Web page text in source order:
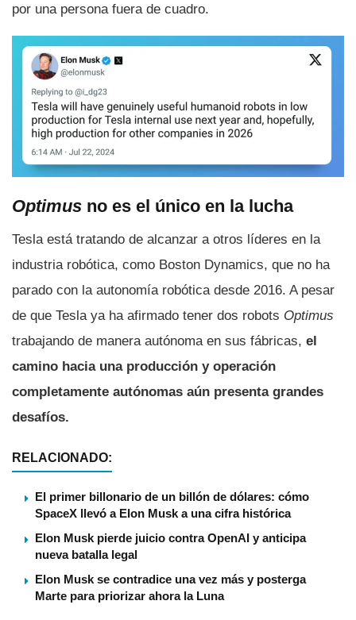
por una persona fuera de cuadro.
Optimus no es el único en la lucha
Tesla está tratando de alcanzar a otros líderes en la
industria robótica, como Boston Dynamics, que no ha
parado con la autonomía robótica desde 2016. A pesar
de que Tesla ya ha afirmado tener dos robots Optimus
trabajando de manera autónoma en sus fábricas, el
camino hacia una producción y operación
completamente autónomas aún presenta grandes
desafíos.
RELACIONADO:
El primer billonario de un billón de dólares: cómo
SpaceX llevó a Elon Musk a una cifra histórica
Elon Musk pierde juicio contra OpenAI y anticipa
nueva batalla legal
Elon Musk se contradice una vez más y posterga
Marte para priorizar ahora la Luna